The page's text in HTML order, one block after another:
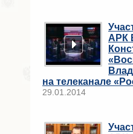
АРК
на телеканале
29.01.2014